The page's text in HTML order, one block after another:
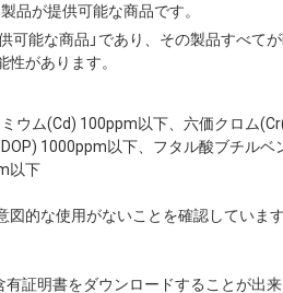
品が提供可能な商品です。
可能な商品」であり、その製品すべて
があります。
ウム(Cd) 100ppm以下、六価クロム
1000ppm以下、フタル酸ブチル
以下
的な使用がないことを確認しています
証明書をダウンロードすることが出来